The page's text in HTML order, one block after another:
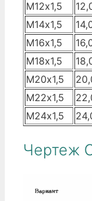
М12х1,5
М14х1,5
М16х1,5
М18х1,5
М20х1,5
М22х1,5
М24х1,5
Чертеж